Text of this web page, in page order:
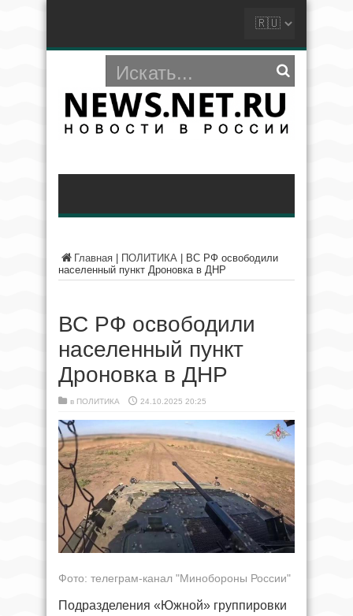
Главная ПОЛИТИКА
ВС РФ освободили
населенный пункт Дроновка в ДНР
ВС РФ освободили
населенный пункт
Дроновка в ДНР
в ПОЛИТИКА 24.10.2025 20:25
Фото: телеграм-канал "Минобороны России"
Подразделения «Южной» группировки